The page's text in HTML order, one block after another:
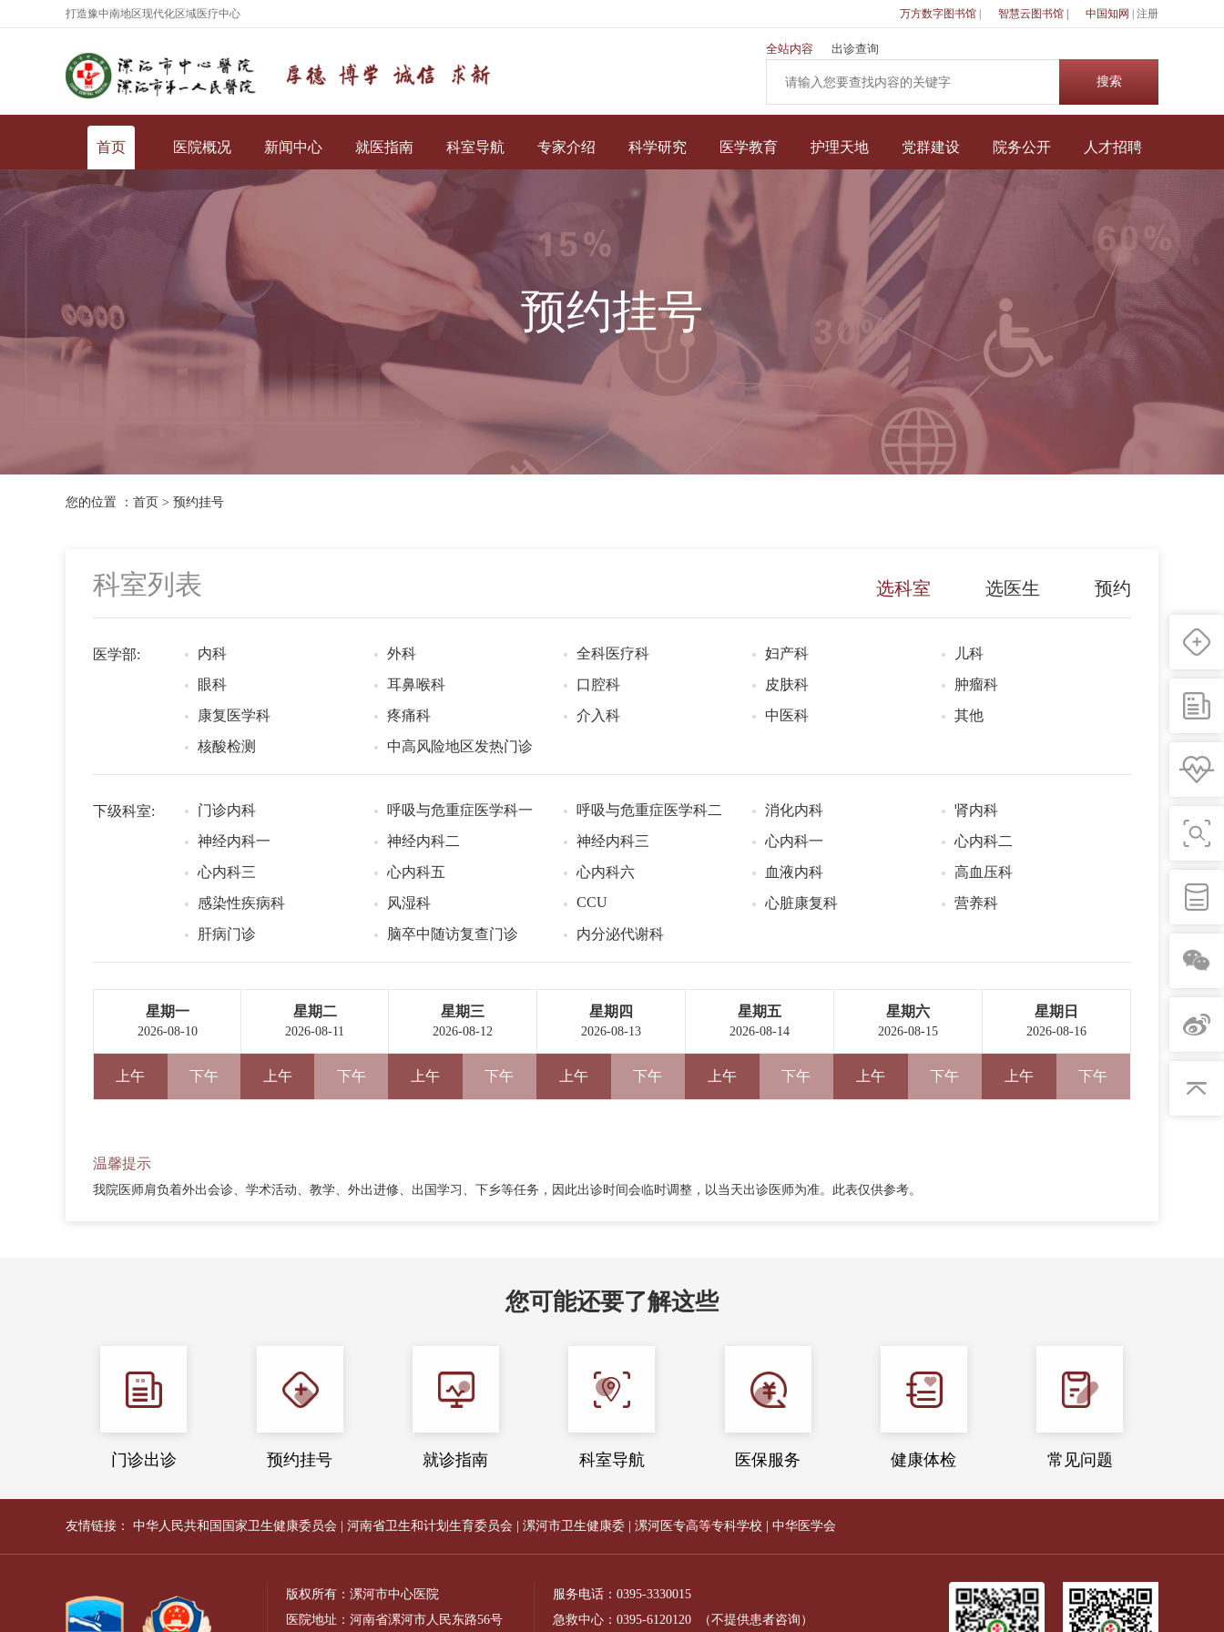
打造豫中南地区现代化区域医疗中心 万方数字图书馆 智慧云图书馆 | 中国知网 注册
全站内容 出诊查询
首页 医院概况 新闻中心 就医指南 科室导航 专家介绍 科学研究 医学教育 护理天地 党群建设 院务公开 人才招聘
预约挂号
您的位置 ：首页 > 预约挂号
科室列表 选科室 选医生 预约
医学部: 内科 外科 全科医疗科 妇产科
儿科
眼科
耳鼻喉科 口腔科 皮肤科
肿瘤科
康复医学科
疼痛科 介入科 中医科
其他
核酸检测
中高风险地区发热门诊
下级科室: 门诊内科 呼吸与危重症医学科一 呼吸与危重症医学科二 消化内科
肾内科
神经内科一
神经内科二 神经内科三 心内科一
心内科二
心内科三
心内科五 心内科六 血液内科
高血压科
感染性疾病科
风湿科 CCU 心脏康复科
营养科
肝病门诊
脑卒中随访复查门诊 内分泌代谢科
星期一
2026-08-10
星期二
2026-08-11
星期三
2026-08-12
星期四
2026-08-13
星期五
2026-08-14
星期六
2026-08-15
星期日
2026-08-16
上午 下午 上午 下午 上午 下午 上午 下午 上午 下午 上午 下午 上午 下午
温馨提示
我院医师肩负着外出会诊、学术活动、教学、外出进修、出国学习、下乡等任务，因此出诊时间会临时调整，以当天出诊医师为准。此表仅供参考。
您可能还要了解这些
门诊出诊 预约挂号 就诊指南 科室导航 医保服务 健康体检 常见问题
友情链接： 中华人民共和国国家卫生健康委员会 河南省卫生和计划生育委员会 漯河市卫生健康委 漯河医专高等专科学校 中华医学会
版权所有：漯河市中心医院
医院地址：河南省漯河市人民东路56号
服务电话： 0395-3330015
急救中心： 0395-6120120 （不提供患者咨询）